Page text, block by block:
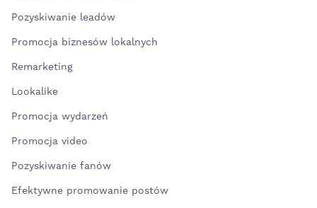
Pozyskiwanie leadów
Promocja biznesów lokalnych
Remarketing
Lookalike
Promocja wydarzeń
Promocja video
Pozyskiwanie fanów
Efektywne promowanie postów